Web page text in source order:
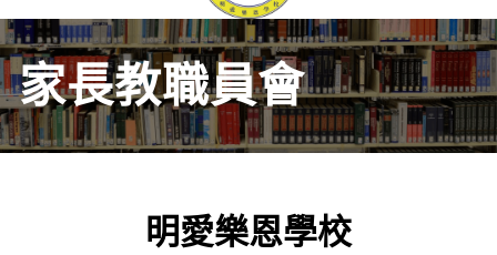
家長教職員會
明愛樂恩學校